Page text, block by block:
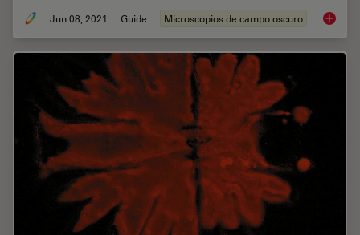
Jun 08, 2021 Guide Microscopios de campo oscuro